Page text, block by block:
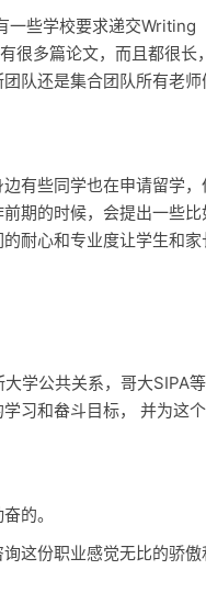
一些学校要求递交Writing
很多篇论文，而且都很长
队还是集合团队所有老师
有些同学也在申请留学，
期的时候，会提出一些比
耐心和专业度让学生和家
学公共关系，哥大SIPA
习和畚斗目标， 并为这
的。
这份职业感觉无比的骄傲